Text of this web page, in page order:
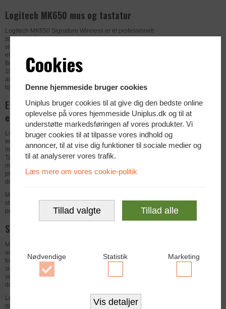
Cookies
Denne hjemmeside bruger cookies
Uniplus bruger cookies til at give dig den bedste online
oplevelse på vores hjemmeside Uniplus.dk og til at
understøtte markedsføringen af vores produkter. Vi
bruger cookies til at tilpasse vores indhold og
annoncer, til at vise dig funktioner til sociale medier og
til at analyserer vores trafik.
Læs mere om vores cookie-politik
Tillad valgte Tillad alle
Nødvendige Statistik
cookies
Marketing
Vis detaljer
Logitech MK650 mus og tastatur
Logitech MK650 Signature Wireless er et professionelt
sæt med trådløst tastatur og mus, designet til
virksomheder, der ønsker høj komfort, stabil forbindelse og
effektiv produktivitet i hverdagen. Sættet leveres med Logi
Bolt USB-modtager og har en trådløs rækkevidde på op til
10 meter, hvilket sikrer fleksibilitet og en pålidelig
arbejdsstation – både på kontoret og i
hjemmearbejdspladsen.
Effektivt trådløst tastatur og mus til
erhverv
Logitech MK650 Signature Wireless kombinerer
ergonomisk design med støjsvage taster og en præcis
mus, som øger komforten ved længere arbejdsdage.
Tastaturet giver en behagelig skriveoplevelse, mens
musen er optimeret til præcis navigation og høj
produktivitet. Sættet er ideelt til erhvervsmiljøer, hvor
driftssikkerhed og komfort er afgørende.
Med den medfølgende Logi Bolt USB-modtager får du en
stabil og sikker trådløs forbindelse uden forsinkelser –
perfekt til professionelle IT-miljøer.
Stabil forbindelse og bred kompatibilitet
Med en trådløs rækkevidde på op til 10 meter kan du
arbejde frit uden kabler og stadig opretholde en stabil
forbindelse. Logi Bolt-teknologien er udviklet til at levere
sikker og pålidelig kommunikation, hvilket gør sættet
velegnet til virksomheder med høje krav til stabilitet og
datasikkerhed.
Logitech MK650 Signature Wireless er kompatibel med de
mest anvendte operativsystemer og er nem at installere